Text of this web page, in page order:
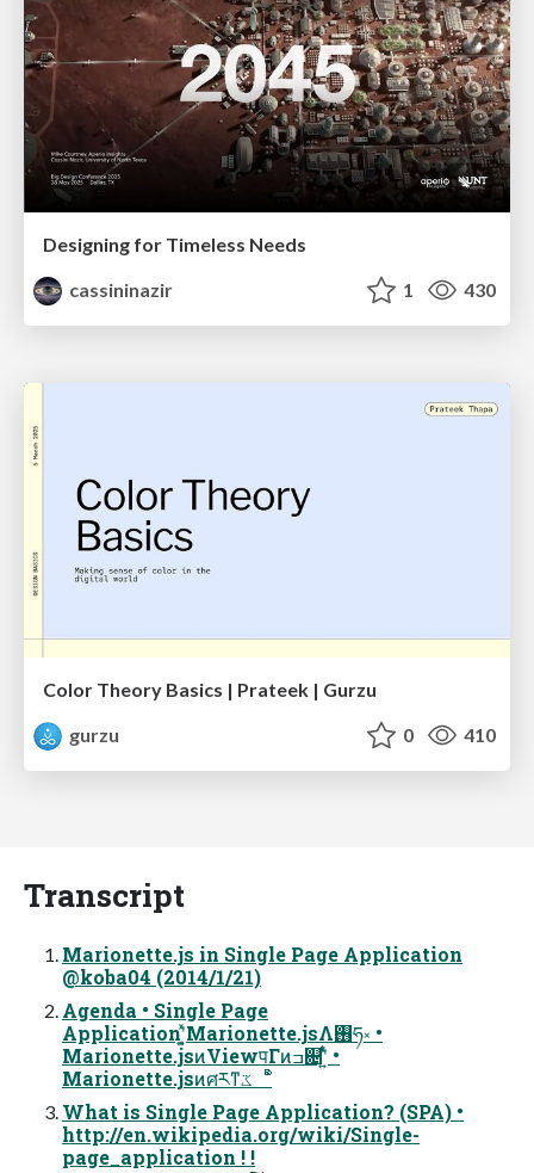
Designing for Timeless Needs
cassininazir
1 430
Color Theory Basics | Prateek | Gurzu
gurzu
0 410
Transcript
Marionette.js in Single Page Application
@koba04 (2014/1/21)
Agenda • Single Page
Applicationʹ͓͍ͯMarionette.jsΛ࢖͏ཧ༝ •
Marionette.jsͷViewपΓͷߏ଄ʹ͍ͭͯ •
Marionette.jsͷศརͳػೳͨͪ
What is Single Page Application? (SPA) •
http://en.wikipedia.org/wiki/Single-
page_application ! !